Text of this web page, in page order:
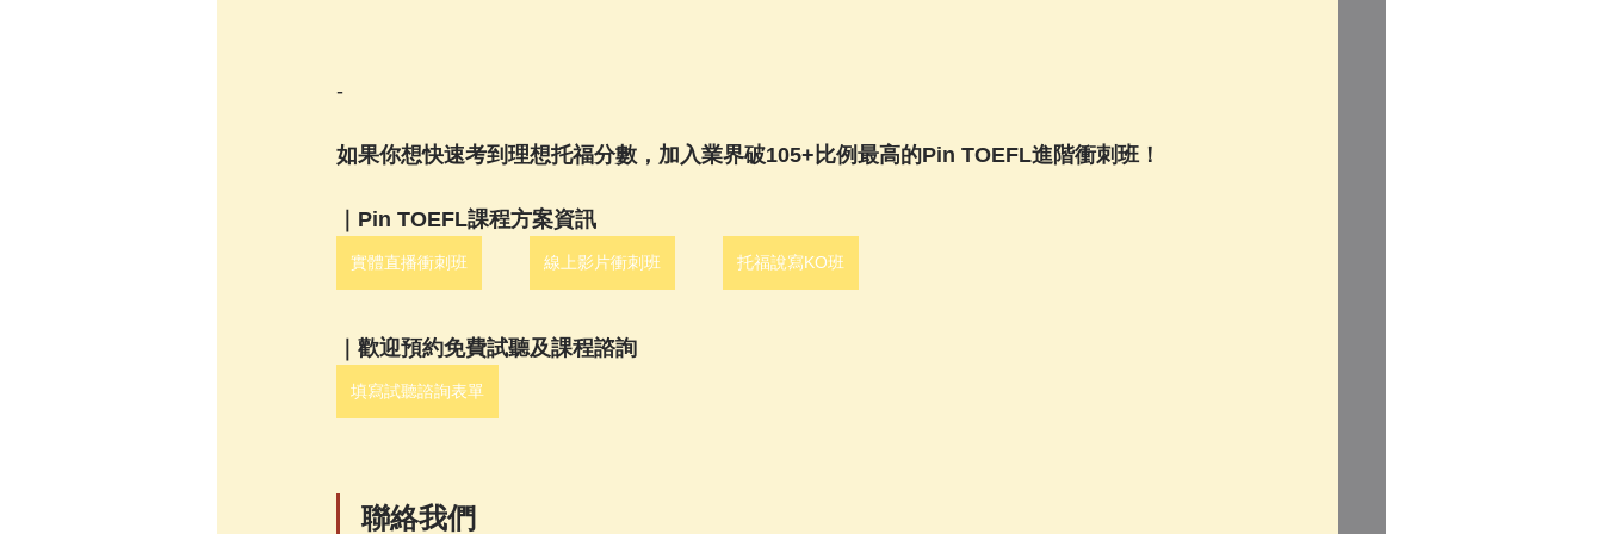
-
如果你想快速考到理想托福分數，加入業界破105+比例最高的Pin TOEFL進階衝刺班！
｜Pin TOEFL課程方案資訊
實體直播衝刺班 線上影片衝刺班 托福說寫KO班
｜歡迎預約免費試聽及課程諮詢
填寫試聽諮詢表單
聯絡我們